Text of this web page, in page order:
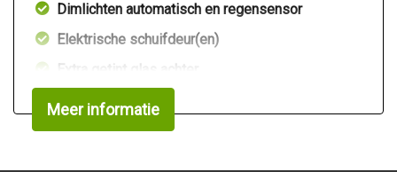
Dimlichten automatisch en regensensor
Elektrische schuifdeur(en)
Extra getint glas achter
Getint glas
Led dagrijverlichting
Meer informatie